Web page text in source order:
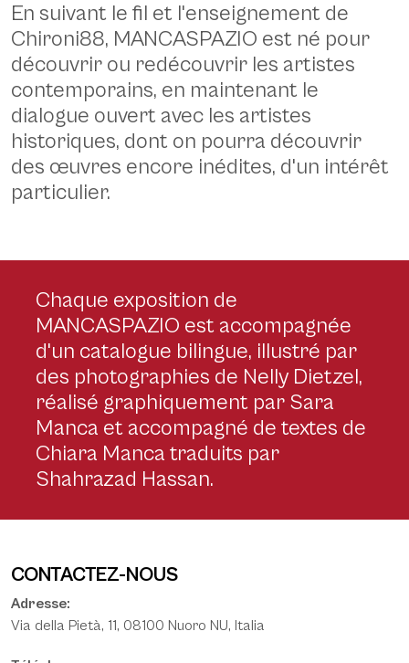
Nuoro, Mancaspazio - © Daniele Brotzu
En suivant le fil et l'enseignement de
Chironi88, MANCASPAZIO est né pour
découvrir ou redécouvrir les artistes
contemporains, en maintenant le
dialogue ouvert avec les artistes
historiques, dont on pourra découvrir
des œuvres encore inédites, d'un intérêt
particulier.
Chaque exposition de
MANCASPAZIO est accompagnée
d'un catalogue bilingue, illustré par
des photographies de Nelly Dietzel,
réalisé graphiquement par Sara
Manca et accompagné de textes de
Chiara Manca traduits par
Shahrazad Hassan.
CONTACTEZ-NOUS
Adresse:
Via della Pietà, 11, 08100 Nuoro NU, Italia